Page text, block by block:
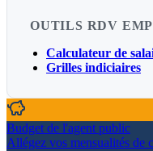
OUTILS RDV
Calculateur de
Grilles indiciaires
Budget de l'agent public
Allégez vos mensualités de